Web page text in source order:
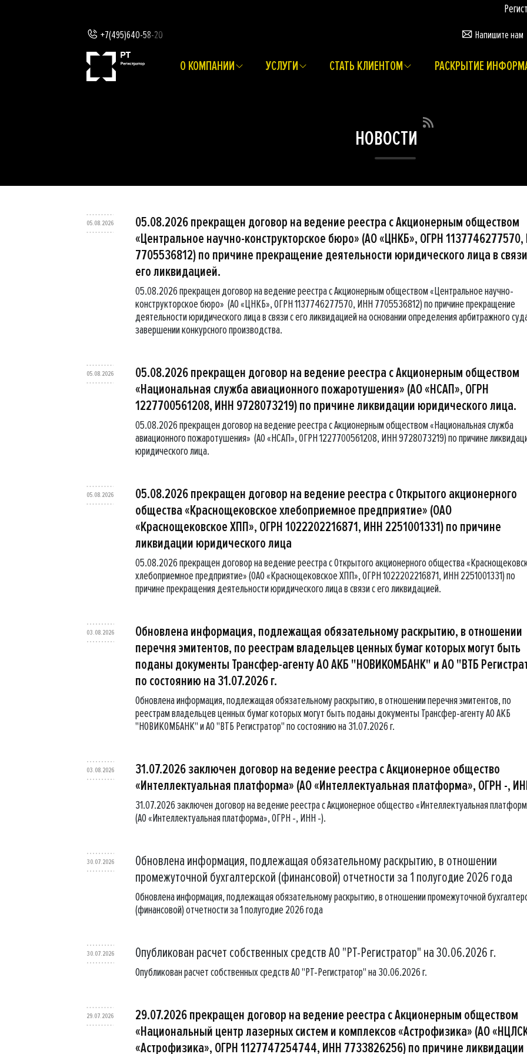
+7(495)640-58-20 Напишите нам
О КОМПАНИИ УСЛУГИ СТАТЬ КЛИЕНТОМ РАСКРЫТИЕ
НОВОСТИ
05.08.2026
05.08.2026 прекращен договор на ведение реестра с Акционерным обществом
«Центральное научно-конструкторское бюро» (АО «ЦНКБ», ОГРН
7705536812) по причине прекращение деятельности юридического лица в
его ликвидацией.
05.08.2026 прекращен договор на ведение реестра с Акционерным обществом «Центральное научно-
конструкторское бюро» (АО «ЦНКБ», ОГРН 1137746277570, ИНН 7705536812) по причине прекращение
деятельности юридического лица в связи с его ликвидацией на основании определения арбитражного
завершении конкурсного производства.
05.08.2026
05.08.2026 прекращен договор на ведение реестра с Акционерным обществом
«Национальная служба авиационного пожаротушения» (АО «НСАП», ОГРН
1227700561208, ИНН 9728073219) по причине ликвидации юридического лица.
05.08.2026 прекращен договор на ведение реестра с Акционерным обществом «Национальная служба
авиационного пожаротушения» (АО «НСАП», ОГРН 1227700561208, ИНН 9728073219) по причине
юридического лица.
05.08.2026
05.08.2026 прекращен договор на ведение реестра с Открытого акционерного
общества «Краснощековское хлебоприемное предприятие» (ОАО
«Краснощековское ХПП», ОГРН 1022202216871, ИНН 2251001331) по причине
ликвидации юридического лица
05.08.2026 прекращен договор на ведение реестра с Открытого акционерного общества
хлебоприемное предприятие» (ОАО «Краснощековское ХПП», ОГРН 1022202216871, ИНН 2251001331) по
причине прекращения деятельности юридического лица в связи с его ликвидацией.
03.08.2026
Обновлена информация, подлежащая обязательному раскрытию, в отношении
перечня эмитентов, по реестрам владельцев ценных бумаг которых могут быть
поданы документы Трансфер-агенту АО АКБ "НОВИКОМБАНК" и АО "ВТБ
по состоянию на 31.07.2026 г.
Обновлена информация, подлежащая обязательному раскрытию, в отношении перечня эмитентов, по
реестрам владельцев ценных бумаг которых могут быть поданы документы Трансфер-агенту АО АКБ
"НОВИКОМБАНК" и АО "ВТБ Регистратор" по состоянию на 31.07.2026 г.
03.08.2026
31.07.2026 заключен договор на ведение реестра с Акционерное общество
«Интеллектуальная платформа» (АО «Интеллектуальная платформа», ОГРН -,
31.07.2026 заключен договор на ведение реестра с Акционерное общество «Интеллектуальная
(АО «Интеллектуальная платформа», ОГРН -, ИНН -).
30.07.2026
Обновлена информация, подлежащая обязательному раскрытию, в отношении
промежуточной бухгалтерской (финансовой) отчетности за 1 полугодие 2026 года
Обновлена информация, подлежащая обязательному раскрытию, в отношении промежуточной
(финансовой) отчетности за 1 полугодие 2026 года
30.07.2026 Опубликован расчет собственных средств АО "РТ-Регистратор" на 30.06.2026 г.
Опубликован расчет собственных средств АО "РТ-Регистратор" на 30.06.2026 г.
29.07.2026
29.07.2026 прекращен договор на ведение реестра с Акционерным обществом
«Национальный центр лазерных систем и комплексов «Астрофизика» (АО
«Астрофизика», ОГРН 1127747254744, ИНН 7733826256) по причине ликвидации